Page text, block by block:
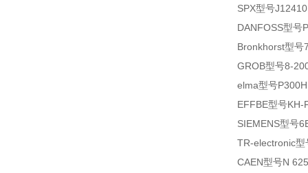
SPX型号
DANFOSS型号
Bronkhorst型号
GROB型号8-
elma型号
EFFBE型号
SIEMENS型号
TR-electronic
CAEN型号N 625